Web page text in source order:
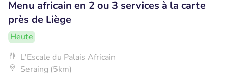
Menu africain en 2 ou 3 services à la carte
près de Liège
Heute
L'Escale du Palais Africain
Seraing (5km)